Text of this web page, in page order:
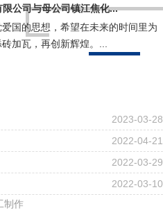
公司与母公司镇江焦化...
国的思想，希望在未来的时间里为
加瓦，再创新辉煌。...
2023-03-28
2022-04-21
2022-03-29
2022-03-10
制作